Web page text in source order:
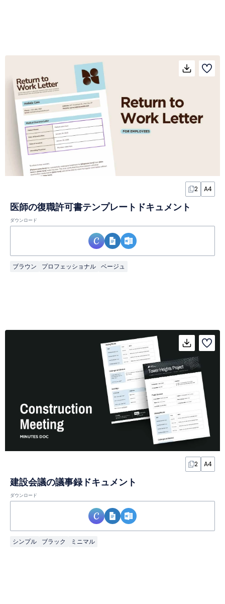
2 A4
医師の復職許可書テンプレートドキュメント
ダウンロード
ブラウン プロフェッショナル ベージュ
2 A4
建設会議の議事録ドキュメント
ダウンロード
シンプル ブラック ミニマル